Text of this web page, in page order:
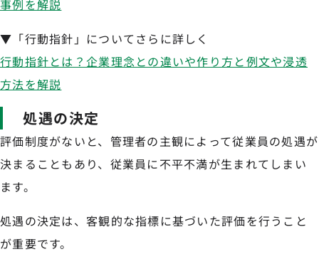
事例を解説
▼「行動指針」についてさらに詳しく
行動指針とは？企業理念との違いや作り方と例文や浸透
方法を解説
処遇の決定
評価制度がないと、管理者の主観によって従業員の処遇が
決まることもあり、従業員に不平不満が生まれてしまい
ます。
処遇の決定は、客観的な指標に基づいた評価を行うこと
が重要です。